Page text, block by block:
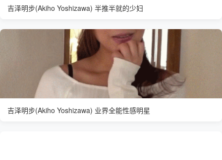
吉泽明步(Akiho Yoshizawa) 半推半就的少妇
吉泽明步(Akiho Yoshizawa) 业界全能性感明星